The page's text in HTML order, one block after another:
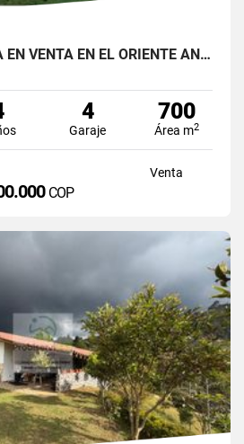
FINCA CABALLISTA EN VENTA EN EL ORIENTE ANTIOQUEÑO.
4
Garaje
700
Área m2
Venta
COP